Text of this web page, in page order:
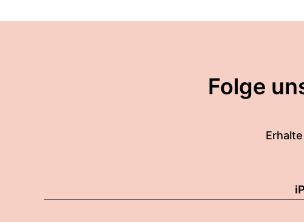
00:01:24: Renate ist
00:01:31: Vielen Dank, liebe
Folge